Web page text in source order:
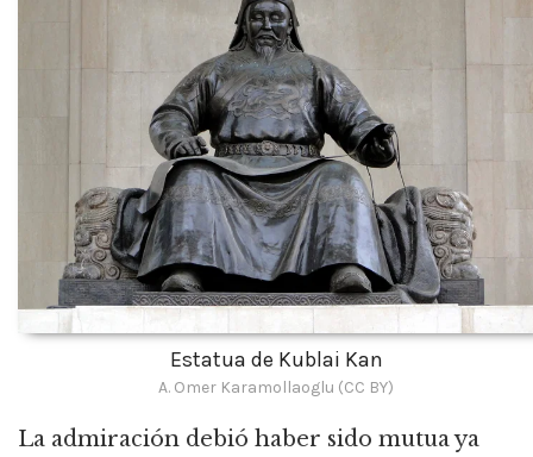
Estatua de Kublai Kan
A. Omer Karamollaoglu (CC BY)
La admiración debió haber sido mutua ya